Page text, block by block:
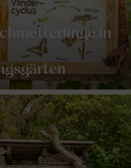
in